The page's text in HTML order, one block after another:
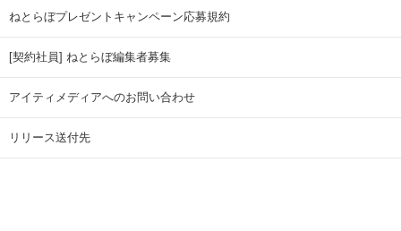
ねとらぼプレゼントキャンペーン応募規約
[契約社員] ねとらぼ編集者募集
アイティメディアへのお問い合わせ
リリース送付先